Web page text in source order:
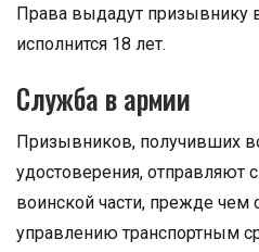
Права выдадут
исполнится 18 лет.
Служба в армии
Призывников, получивших
удостоверения, отправляют
воинской части, прежде чем
управлению транспортным